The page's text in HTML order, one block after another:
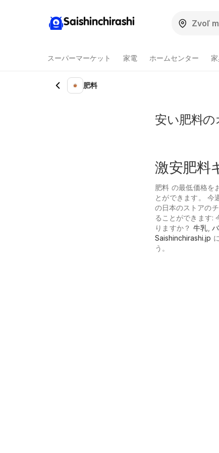
Saishinchirashi
スーパーマーケット 家電 ホームセンター
肥料
安い肥料の
激安肥料
肥料 の最低価格を
とができます。 今
の日本のストアの
ることができます:
りますか？牛乳 ,
Saishinchirashi.jp
う。